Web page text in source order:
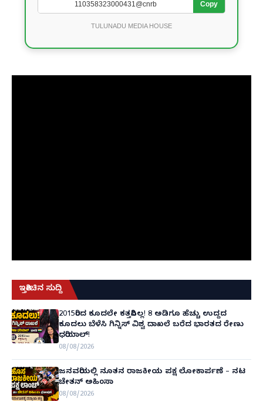
Copy
TULUNADU MEDIA HOUSE
ಇತ್ತೀಚಿನ ಸುದ್ದಿ
2015ರಿಂದ ಕೂದಲೇ ಕತ್ತರಿಸಿಲ್ಲ! 8 ಅಡಿಗೂ ಹೆಚ್ಚು ಉದ್ದದ
ಕೂದಲು ಬೆಳೆಸಿ ಗಿನ್ನಿಸ್ ವಿಶ್ವ ದಾಖಲೆ ಬರೆದ ಭಾರತದ ರೇಣು
ಧರಿಯಾಲ್!
08/08/2026
ಜನವರಿಯಲ್ಲಿ ನೂತನ ರಾಜಕೀಯ ಪಕ್ಷ ಲೋಕಾರ್ಪಣೆ – ನಟ
ಚೇತನ್ ಅಹಿಂಸಾ
08/08/2026